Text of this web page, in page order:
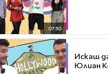
07:50
Искаш
Юлиан